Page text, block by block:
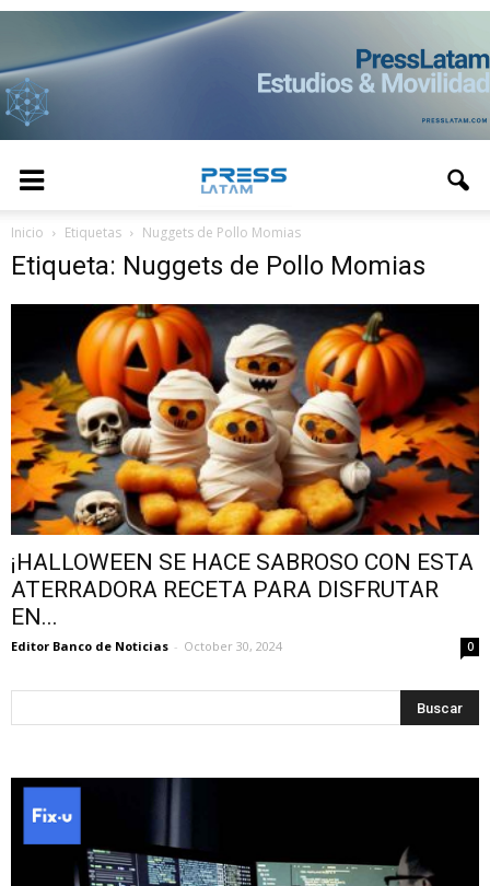
Inicio Etiquetas Nuggets de Pollo Momias
Etiqueta: Nuggets de Pollo Momias
¡HALLOWEEN SE HACE SABROSO CON ESTA
ATERRADORA RECETA PARA DISFRUTAR
EN...
Editor Banco de Noticias - October 30, 2024 0